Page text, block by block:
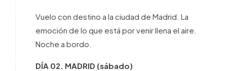
Vuelo con destino a la ciudad de Madrid. La
emoción de lo que está por venir llena el aire.
Noche a bordo.
DÍA 02. MADRID (sábado)